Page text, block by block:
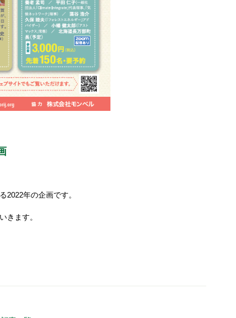
2022年の企画です。
きます。